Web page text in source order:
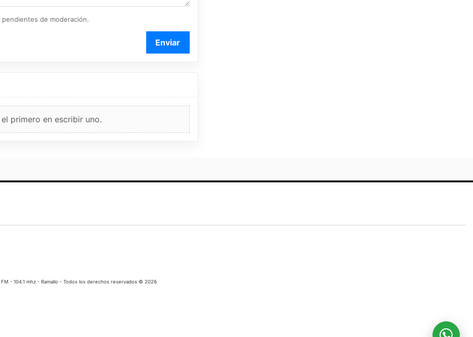
de moderación.
Enviar
primero en escribir uno.
FM - 104.1 mhz - Ramallo - Todos los derechos reservados © 2026